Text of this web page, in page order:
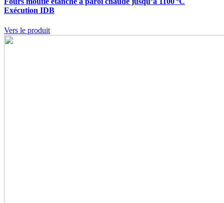
Exécution IDB
Vers le produit